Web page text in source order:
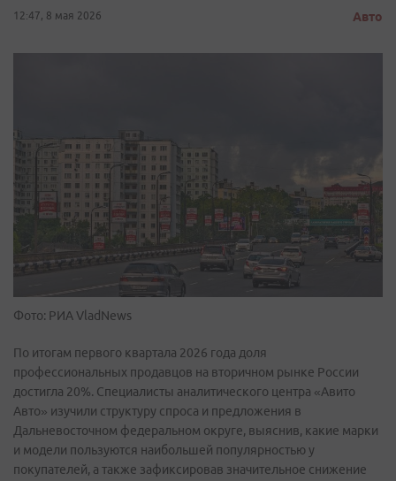
12:47, 8 мая 2026 Авто
Фото: РИА VladNews
По итогам первого квартала 2026 года доля
профессиональных продавцов на вторичном рынке России
достигла 20%. Специалисты аналитического центра «Авито
Авто» изучили структуру спроса и предложения в
Дальневосточном федеральном округе, выяснив, какие марки
и модели пользуются наибольшей популярностью у
покупателей, а также зафиксировав значительное снижение